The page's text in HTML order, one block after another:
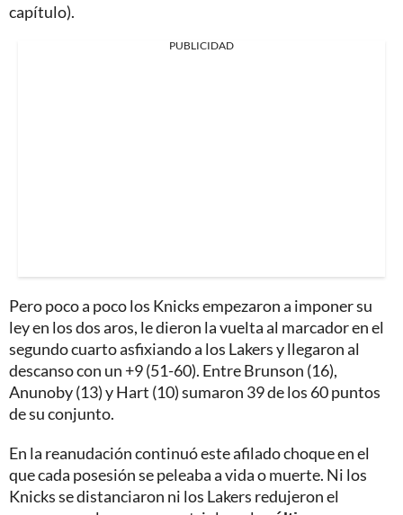
capítulo).
PUBLICIDAD
Pero poco a poco los Knicks empezaron a imponer su
ley en los dos aros, le dieron la vuelta al marcador en el
segundo cuarto asfixiando a los Lakers y llegaron al
descanso con un +9 (51-60). Entre Brunson (16),
Anunoby (13) y Hart (10) sumaron 39 de los 60 puntos
de su conjunto.
En la reanudación continuó este afilado choque en el
que cada posesión se peleaba a vida o muerte. Ni los
Knicks se distanciaron ni los Lakers redujeron el